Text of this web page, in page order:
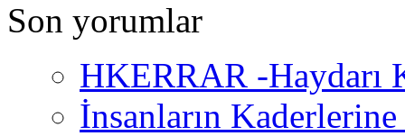
Son yorumlar
HKERRAR -Haydarı
İnsanların